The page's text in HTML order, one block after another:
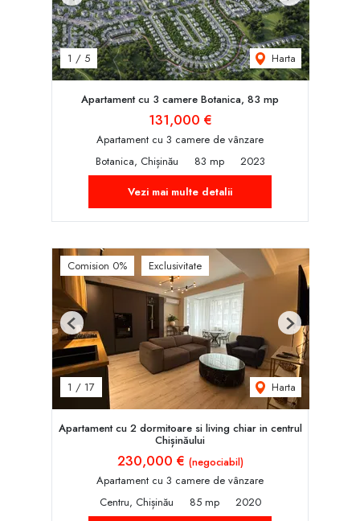
1 / 5 Harta
Apartament cu 3 camere Botanica, 83 mp
131,000 €
Apartament cu 3 camere de vânzare
Botanica, Chișinău
83 mp
2023
Vezi mai multe detalii
Comision 0% Exclusivitate
1 / 17 Harta
Previous Next
Apartament cu 2 dormitoare si living chiar in centrul
Chișinăului
230,000 € (negociabil)
Apartament cu 3 camere de vânzare
Centru, Chișinău
85 mp
2020